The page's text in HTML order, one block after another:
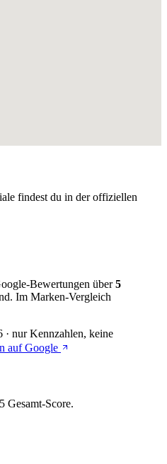
findest du in der offiziellen
Bewertungen über5
Im Marken-Vergleich
· nur Kennzahlen, keine
auf Google
Gesamt-Score.